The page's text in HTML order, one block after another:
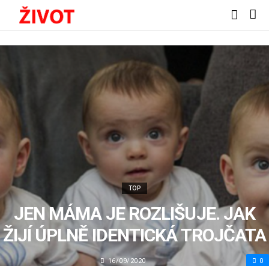
TOP
JEN MÁMA JE ROZLIŠUJE. JAK
ŽIJÍ ÚPLNĚ IDENTICKÁ TROJČATA
16/09/2020 0